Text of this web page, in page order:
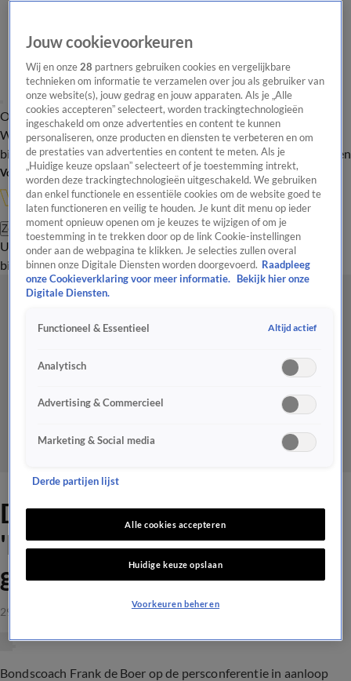
Overzicht Onze programma's Uitzendingen Onze gezichten
In de
WandelgangenInterviewsUitzending
bijwonenPodcastShopVeelgestelde vragenKijkersvraag insturen
Volg Vandaag Inside
Zoeken
UitzendingenVandaag InsideDe OranjezomerShopUitzending
bijwonen
De Boer over statement:
'Hoop dat meer landen mee
gaan doen'
29 mrt 2021, 15:49
Bondscoach Frank de Boer op de persconferentie in aanloop
Jouw cookievoorkeuren
Wij en onze28 partners gebruiken cookies en vergelijkbare
technieken om informatie te verzamelen over jou als gebruiker van
onze website(s), jouw gedrag en jouw apparaten. Als je „Alle
cookies accepteren” selecteert, worden trackingtechnologieën
ingeschakeld om onze advertenties en content te kunnen
personaliseren, onze producten en diensten te verbeteren en om
de prestaties van advertenties en content te meten. Als je
„Huidige keuze opslaan” selecteert of je toestemming intrekt,
worden deze trackingtechnologieën uitgeschakeld. We gebruiken
dan enkel functionele en essentiële cookies om de website goed te
laten functioneren en veilig te houden. Je kunt dit menu op ieder
moment opnieuw openen om je keuzes te wijzigen of om je
toestemming in te trekken door op de link Cookie-instellingen
onder aan de webpagina te klikken. Je selecties zullen overal
binnen onze Digitale Diensten worden doorgevoerd. Raadpleeg
onze Cookieverklaring voor meer informatie.
Bekijk hier onze
Digitale Diensten.
Functioneel & Essentieel Altijd actief
Analytisch
Advertising & Commercieel
Marketing & Social media
Derde partijen lijst
Alle cookies accepteren
Huidige keuze opslaan
Voorkeuren beheren